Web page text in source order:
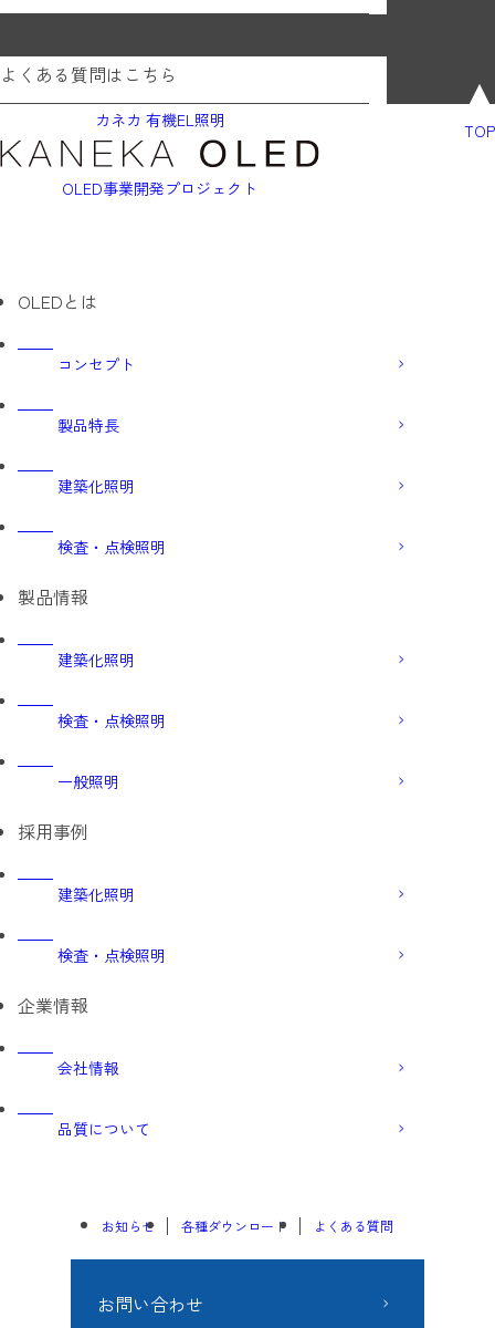
よくある質問はこちら
TOP
カネカ 有機EL照明
OLED事業開発プロジェクト
OLEDとは
コンセプト
製品特長
建築化照明
検査・点検照明
製品情報
建築化照明
検査・点検照明
一般照明
採用事例
建築化照明
検査・点検照明
企業情報
会社情報
品質について
お知らせ 各種ダウンロード よくある質問
お問い合わせ